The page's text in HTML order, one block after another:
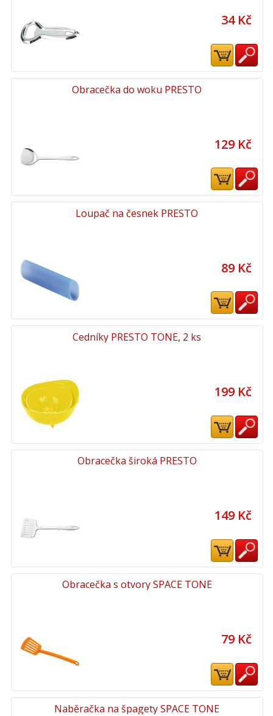
34 Kč
Obracečka do woku PRESTO
129 Kč
Loupač na česnek PRESTO
89 Kč
Cedníky PRESTO TONE, 2 ks
199 Kč
Obracečka široká PRESTO
149 Kč
Obracečka s otvory SPACE TONE
79 Kč
Naběračka na špagety SPACE TONE